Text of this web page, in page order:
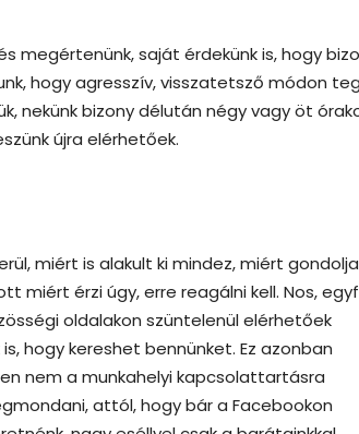
megértenünk, saját érdekünk is, hogy
hogy agresszív, visszatetsző módon
nekünk bizony délután négy vagy öt
újra elérhetőek.
miért is alakult ki mindez, miért
érzi úgy, erre reagálni kell. Nos,
oldalakon szüntelenül elérhetőek
hogy kereshet bennünket. Ez azonban
nem a munkahelyi kapcsolattartásra
attól, hogy bár a Facebookon